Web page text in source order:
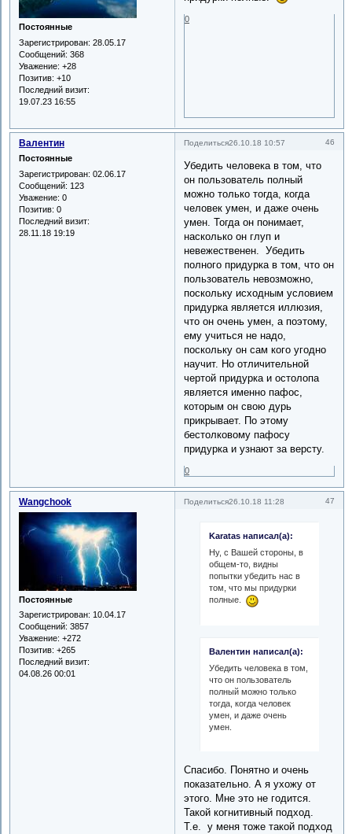
Постоянные
Зарегистрирован: 28.05.17
Сообщений: 368
Уважение: +28
Позитив: +10
Последний визит:
19.07.23 16:55
0
Поделиться 46
26.10.18 10:57
Валентин
Постоянные
Зарегистрирован: 02.06.17
Сообщений: 123
Уважение: 0
Позитив: 0
Последний визит:
28.11.18 19:19
Убедить человека в том, что
он пользователь полный
можно только тогда, когда
человек умен, и даже очень
умен. Тогда он понимает,
насколько он глуп и
невежественен. Убедить
полного придурка в том, что он
пользователь невозможно,
поскольку исходным условием
придурка является иллюзия,
что он очень умен, а поэтому,
ему учиться не надо,
поскольку он сам кого угодно
научит. Но отличительной
чертой придурка и остолопа
является именно пафос,
которым он свою дурь
прикрывает. По этому
бестолковому пафосу
придурка и узнают за версту.
0
Поделиться 47
26.10.18 11:28
Wangchook
Постоянные
Зарегистрирован: 10.04.17
Сообщений: 3857
Уважение: +272
Позитив: +265
Последний визит:
04.08.26 00:01
Karatas написал(а):
Ну, с Вашей стороны, в
общем-то, видны
попытки убедить нас в
том, что мы придурки
полные.
Валентин написал(а):
Убедить человека в том,
что он пользователь
полный можно только
тогда, когда человек
умен, и даже очень
умен.
Спасибо. Понятно и очень
показательно. А я ухожу от
этого. Мне это не годится.
Такой когнитивный подход.
Т.е. у меня тоже такой подход